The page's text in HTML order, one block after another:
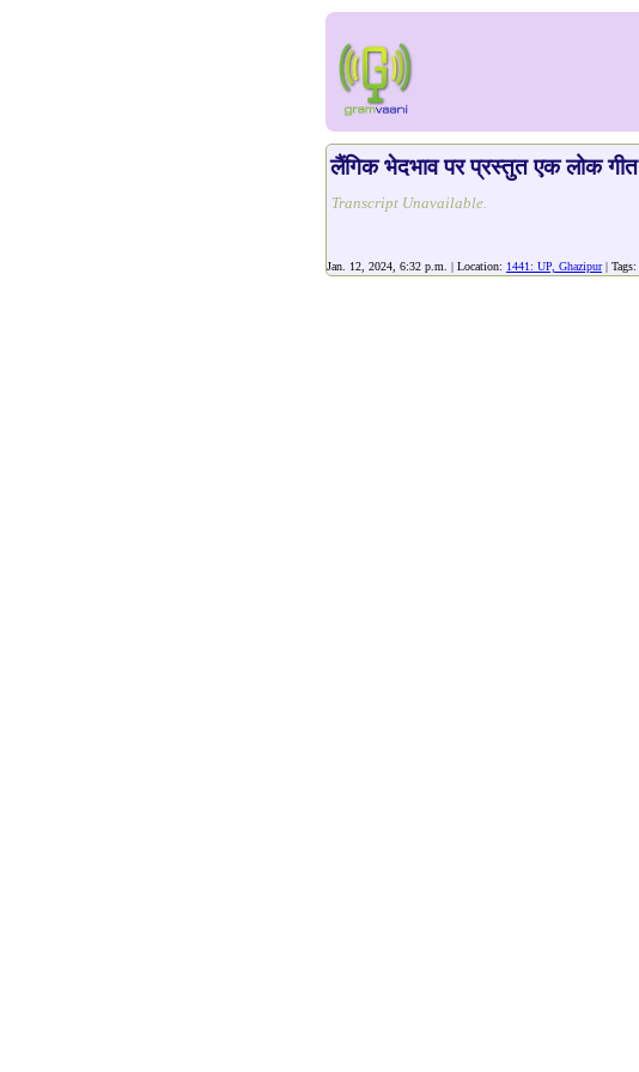
लैंगिक भेदभाव पर प्रस्तुत एक लोक गीत
Transcript Unavailable.
Jan. 12, 2024, 6:32 p.m. | Location: 1441: UP, Ghazipur| Tags: